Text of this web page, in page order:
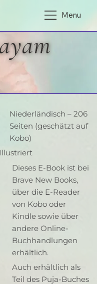
Menu
Niederländisch – 206
Seiten (geschätzt auf
Kobo)
Illustriert
Dieses E-Book ist bei
Brave New Books,
über die E-Reader
von Kobo oder
Kindle sowie über
andere Online-
Buchhandlungen
erhältlich.
Auch erhältlich als
Teil des Puja-Buches